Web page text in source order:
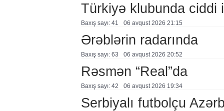
Türkiyə klubunda ciddi
Baxış sayı: 41 06 avqust 2026 21:15
Ərəblərin radarında
Baxış sayı: 63 06 avqust 2026 20:52
Rəsmən “Real”da
Baxış sayı: 42 06 avqust 2026 19:34
Serbiyalı futbolçu